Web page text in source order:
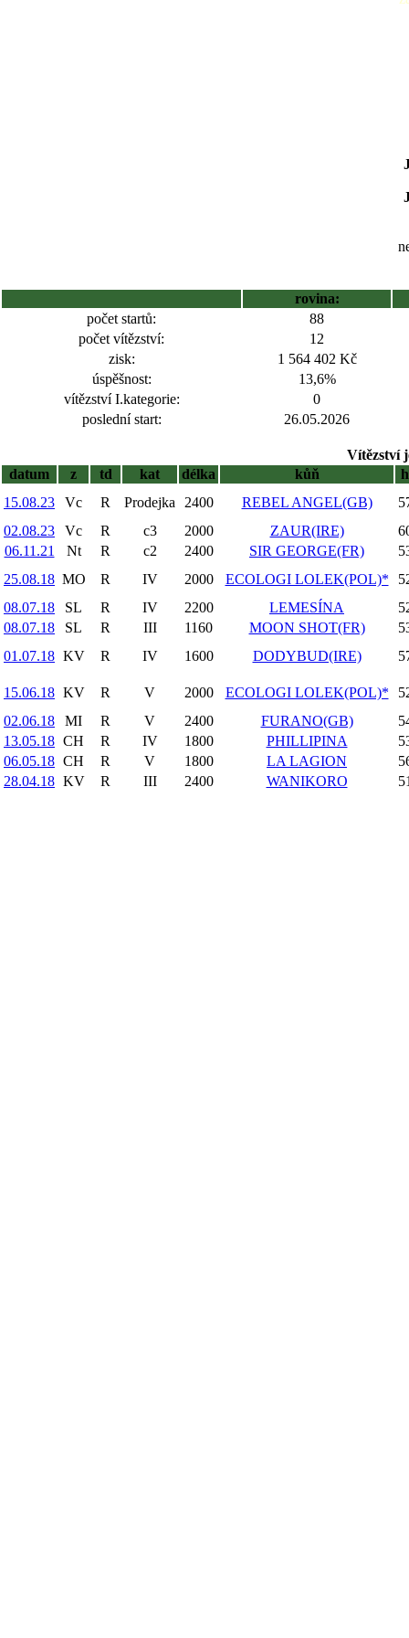
rovina:
počet startů:
88
počet vítězství:
12
zisk:
1 564 402 Kč
úspěšnost:
13,6%
vítězství I.kategorie:
0
poslední start:
26.05.2026
Vítězství
datum
z td kat délka kůň
15.08.23
Vc R Prodejka 2400 REBEL ANGEL(GB)
02.08.23
Vc R c3 2000 ZAUR(IRE)
06.11.21
Nt R c2 2400 SIR GEORGE(FR)
25.08.18 MO R IV 2000 ECOLOGI LOLEK(POL)*
08.07.18
SL R IV 2200 LEMESÍNA
08.07.18
SL R III 1160 MOON SHOT(FR)
01.07.18 KV R IV 1600 DODYBUD(IRE)
15.06.18 KV R V 2000 ECOLOGI LOLEK(POL)*
02.06.18
MI R V 2400 FURANO(GB)
13.05.18 CH R IV 1800 PHILLIPINA
06.05.18 CH R V 1800 LA LAGION
28.04.18 KV R III 2400 WANIKORO